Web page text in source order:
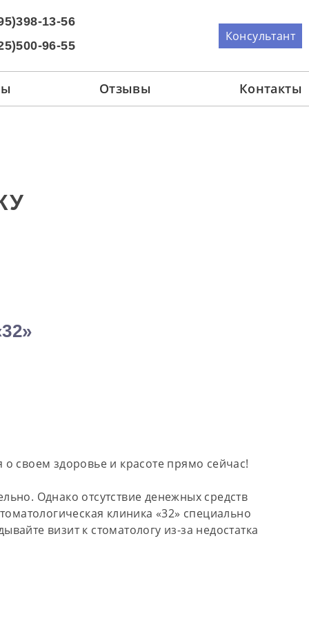
13-56
96-55
Консультант
Отзывы Контакты
своем здоровье и красоте прямо сейчас!
Однако отсутствие денежных средств
клиника «32» специально
визит к стоматологу из-за недостатка